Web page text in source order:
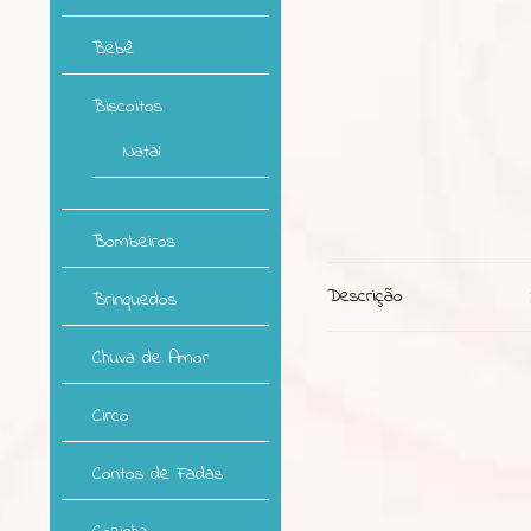
Descrição
Bebê
Biscoitos
Natal
Bombeiros
Brinquedos
Chuva de Amor
Circo
Contos de Fadas